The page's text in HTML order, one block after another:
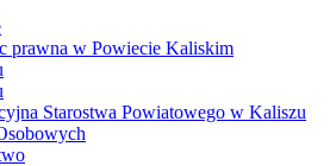
prawna w Powiecie Kaliskim
Starostwa Powiatowego w Kaliszu